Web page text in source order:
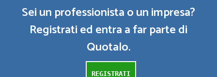
Sei un professionista o un impresa?
Registrati ed entra a far parte di
Quotalo.
REGISTRATI